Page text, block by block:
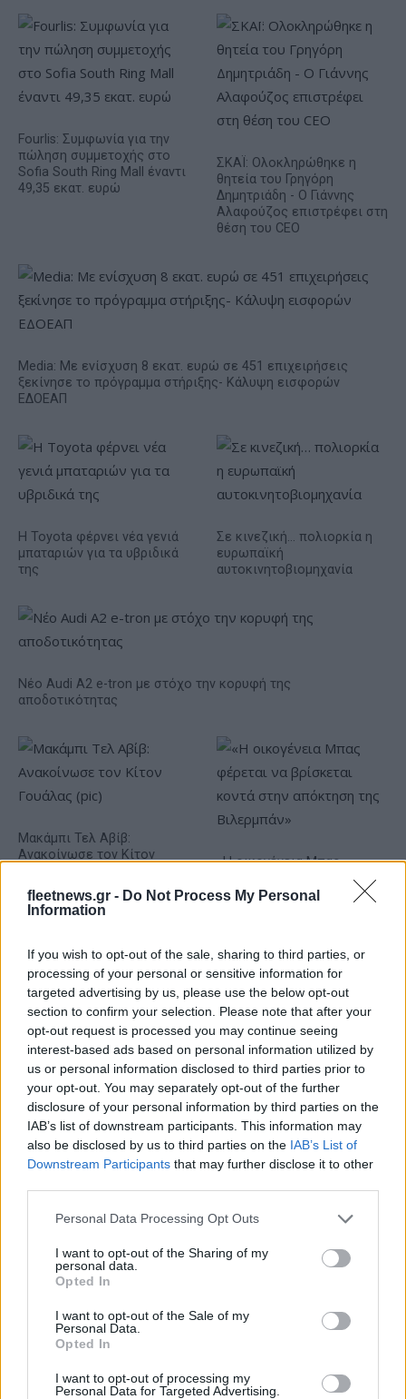
fleetnews.gr - Do Not Process My Personal
Information
If you wish to opt-out of the sale, sharing to third parties, or
processing of your personal or sensitive information for
targeted advertising by us, please use the below opt-out
section to confirm your selection. Please note that after your
opt-out request is processed you may continue seeing
interest-based ads based on personal information utilized by
us or personal information disclosed to third parties prior to
your opt-out. You may separately opt-out of the further
disclosure of your personal information by third parties on the
IAB’s list of downstream participants. This information may
also be disclosed by us to third parties on the IAB’s List of
Downstream Participants that may further disclose it to other
Please note that this website/app uses one or more Google
not limited to your visit or usage behaviour. You may click to
grant or deny consent to Google and its third-party tags to
use your data for below specified purposes in below Google
consent section.
Personal Data Processing Opt Outs
I want to opt-out of the Sharing of my
personal data.
Opted In
I want to opt-out of the Sale of my
Personal Data.
Opted In
I want to opt-out of processing my
Personal Data for Targeted Advertising.
Fourlis: Συμφωνία για την
πώληση συμμετοχής στο
Sofia South Ring Mall έναντι
49,35 εκατ. ευρώ
ΣΚΑΪ: Ολοκληρώθηκε η
θητεία του Γρηγόρη
Δημητριάδη - Ο Γιάννης
Αλαφούζος επιστρέφει στη
θέση του CEO
Media: Με ενίσχυση 8 εκατ. ευρώ σε 451 επιχειρήσεις
ξεκίνησε το πρόγραμμα στήριξης- Κάλυψη εισφορών
ΕΔΟΕΑΠ
Η Toyota φέρνει νέα γενιά
μπαταριών για τα υβριδικά
της
Σε κινεζική… πολιορκία η
ευρωπαϊκή
αυτοκινητοβιομηχανία
Νέο Audi A2 e-tron με στόχο την κορυφή της
αποδοτικότητας
Μακάμπι Τελ Αβίβ:
Ανακοίνωσε τον Κίτον
«Η οικογένεια Μπας
φέρεται να βρίσκεται κοντά
στην απόκτηση της
Χρηματιστήριο Αθηνών: Εβδομαδιαία άνοδος 1,76%, κέρδη
23,31% από τις αρχές του έτους
Ελληνική Αναπτυξιακή
δισ. ευρώ ανοίγει δρόμο για
δάνεια έως 5 δισ. σε
μικρομεσαίες
Υπ. Μεταφορών: Οριστική
πινακίδων κυκλοφορίας -
Η Chery επενδύει 75 εκατ. δολάρια στην KG Mobility